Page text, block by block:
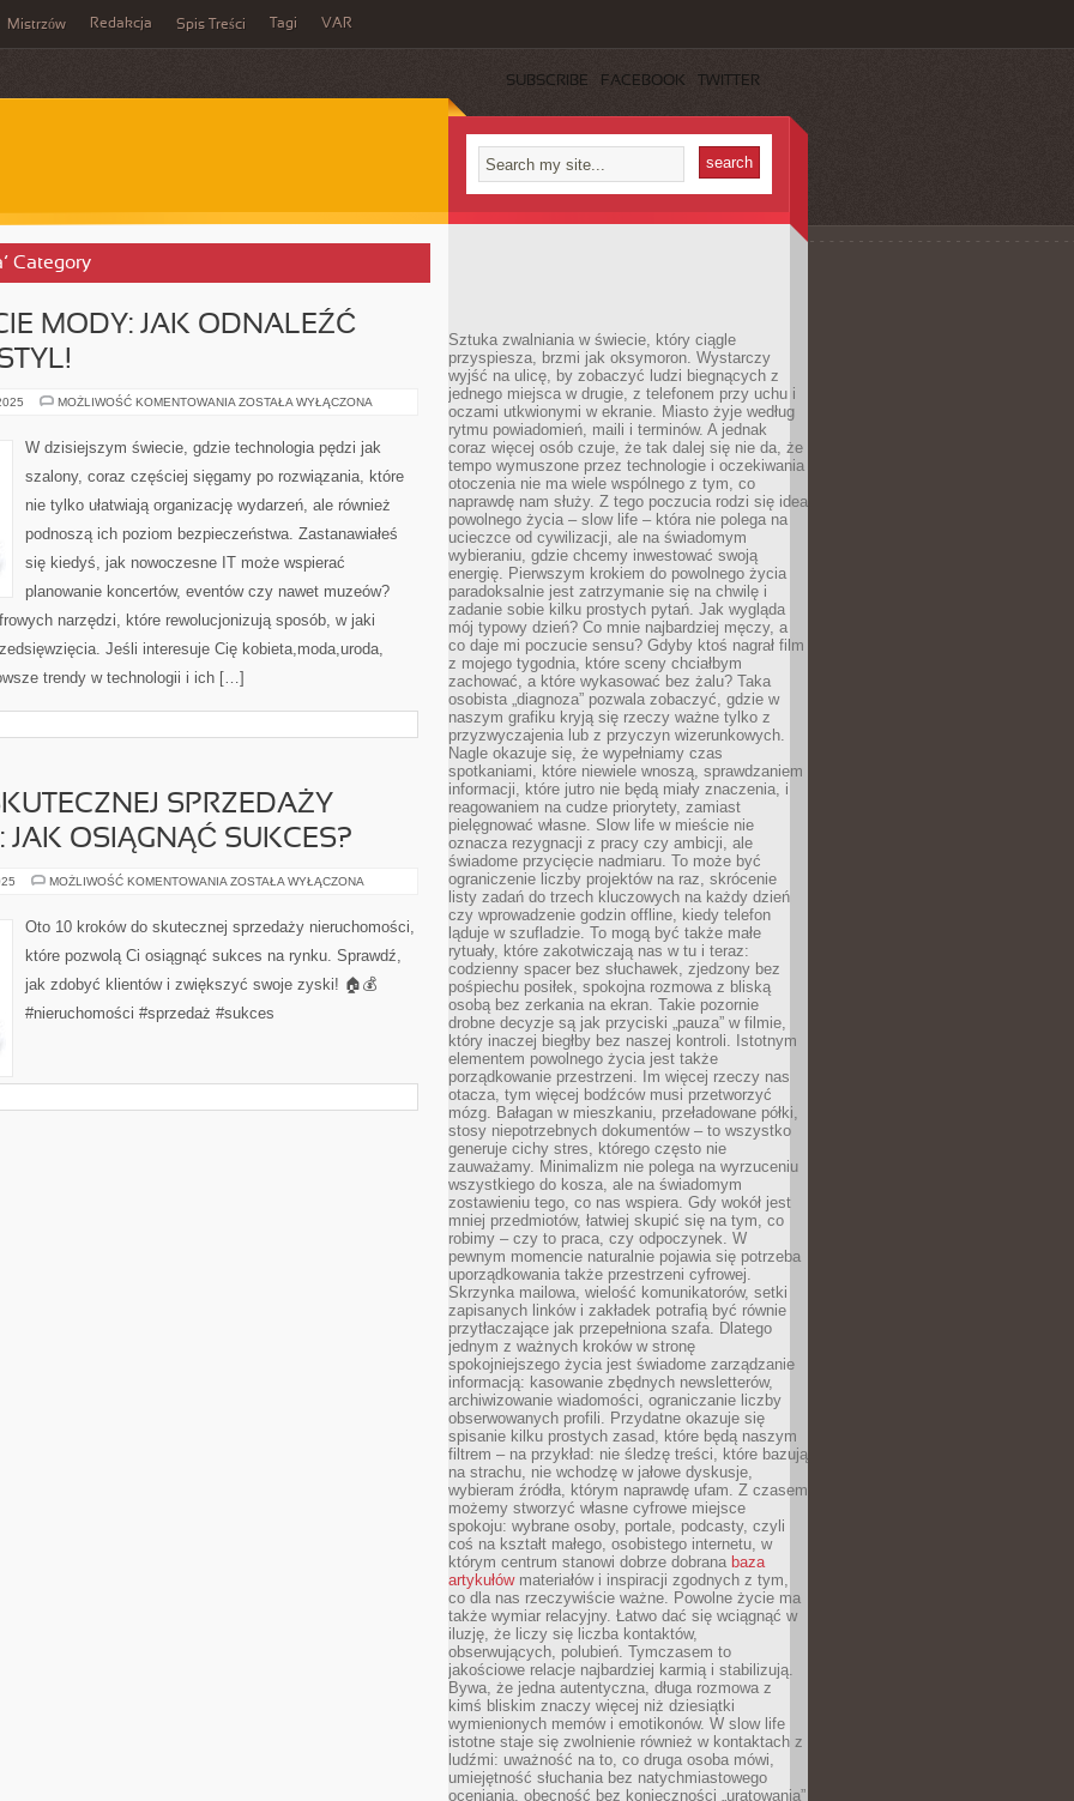
Mistrzów Redakcja Spis Treści Tagi VAR
SUBSCRIBE FACEBOOK TWITTER
Category
MODY: JAK ODNALEŹĆ
MOŻLIWOŚĆ KOMENTOWANIA KOBIETA
MODY:
JAK
SWÓJ
STYL!
ZOSTAŁA WYŁĄCZONA
W dzisiejszym świecie, gdzie technologia pędzi jak
szalony, coraz częściej sięgamy po rozwiązania, które
nie tylko ułatwiają organizację wydarzeń, ale również
podnoszą ich poziom bezpieczeństwa. Zastanawiałeś
się kiedyś, jak nowoczesne IT może wspierać
planowanie koncertów, eventów czy nawet muzeów?
narzędzi, które rewolucjonizują sposób, w jaki
Jeśli interesuje Cię kobieta,moda,uroda,
trendy w technologii i ich […]
SPRZEDAŻY
JAK OSIĄGNĄĆ SUKCES?
MOŻLIWOŚĆ KOMENTOWANIA 10
SKUTECZNEJ
SPRZEDAŻY
JAK
SUKCES?
ZOSTAŁA WYŁĄCZONA
Oto 10 kroków do skutecznej sprzedaży nieruchomości,
które pozwolą Ci osiągnąć sukces na rynku. Sprawdź,
jak zdobyć klientów i zwiększyć swoje zyski! 🏠💰
#nieruchomości #sprzedaż #sukces
Sztuka zwalniania w świecie, który ciągle
przyspiesza, brzmi jak oksymoron. Wystarczy
wyjść na ulicę, by zobaczyć ludzi biegnących z
jednego miejsca w drugie, z telefonem przy uchu i
oczami utkwionymi w ekranie. Miasto żyje według
rytmu powiadomień, maili i terminów. A jednak
coraz więcej osób czuje, że tak dalej się nie da, że
tempo wymuszone przez technologie i oczekiwania
otoczenia nie ma wiele wspólnego z tym, co
naprawdę nam służy. Z tego poczucia rodzi się idea
powolnego życia – slow life – która nie polega na
ucieczce od cywilizacji, ale na świadomym
wybieraniu, gdzie chcemy inwestować swoją
energię. Pierwszym krokiem do powolnego życia
paradoksalnie jest zatrzymanie się na chwilę i
zadanie sobie kilku prostych pytań. Jak wygląda
mój typowy dzień? Co mnie najbardziej męczy, a
co daje mi poczucie sensu? Gdyby ktoś nagrał film
z mojego tygodnia, które sceny chciałbym
zachować, a które wykasować bez żalu? Taka
osobista „diagnoza” pozwala zobaczyć, gdzie w
naszym grafiku kryją się rzeczy ważne tylko z
przyzwyczajenia lub z przyczyn wizerunkowych.
Nagle okazuje się, że wypełniamy czas
spotkaniami, które niewiele wnoszą, sprawdzaniem
informacji, które jutro nie będą miały znaczenia, i
reagowaniem na cudze priorytety, zamiast
pielęgnować własne. Slow life w mieście nie
oznacza rezygnacji z pracy czy ambicji, ale
świadome przycięcie nadmiaru. To może być
ograniczenie liczby projektów na raz, skrócenie
listy zadań do trzech kluczowych na każdy dzień
czy wprowadzenie godzin offline, kiedy telefon
ląduje w szufladzie. To mogą być także małe
rytuały, które zakotwiczają nas w tu i teraz:
codzienny spacer bez słuchawek, zjedzony bez
pośpiechu posiłek, spokojna rozmowa z bliską
osobą bez zerkania na ekran. Takie pozornie
drobne decyzje są jak przyciski „pauza” w filmie,
który inaczej biegłby bez naszej kontroli. Istotnym
elementem powolnego życia jest także
porządkowanie przestrzeni. Im więcej rzeczy nas
otacza, tym więcej bodźców musi przetworzyć
mózg. Bałagan w mieszkaniu, przeładowane półki,
stosy niepotrzebnych dokumentów – to wszystko
generuje cichy stres, którego często nie
zauważamy. Minimalizm nie polega na wyrzuceniu
wszystkiego do kosza, ale na świadomym
zostawieniu tego, co nas wspiera. Gdy wokół jest
mniej przedmiotów, łatwiej skupić się na tym, co
robimy – czy to praca, czy odpoczynek. W
pewnym momencie naturalnie pojawia się potrzeba
uporządkowania także przestrzeni cyfrowej.
Skrzynka mailowa, wielość komunikatorów, setki
zapisanych linków i zakładek potrafią być równie
przytłaczające jak przepełniona szafa. Dlatego
jednym z ważnych kroków w stronę
spokojniejszego życia jest świadome zarządzanie
informacją: kasowanie zbędnych newsletterów,
archiwizowanie wiadomości, ograniczanie liczby
obserwowanych profili. Przydatne okazuje się
spisanie kilku prostych zasad, które będą naszym
filtrem – na przykład: nie śledzę treści, które bazują
na strachu, nie wchodzę w jałowe dyskusje,
wybieram źródła, którym naprawdę ufam. Z czasem
możemy stworzyć własne cyfrowe miejsce
spokoju: wybrane osoby, portale, podcasty, czyli
coś na kształt małego, osobistego internetu, w
którym centrum stanowi dobrze dobrana baza
artykułówmateriałów i inspiracji zgodnych z tym,
co dla nas rzeczywiście ważne. Powolne życie ma
także wymiar relacyjny. Łatwo dać się wciągnąć w
iluzję, że liczy się liczba kontaktów,
obserwujących, polubień. Tymczasem to
jakościowe relacje najbardziej karmią i stabilizują.
Bywa, że jedna autentyczna, długa rozmowa z
kimś bliskim znaczy więcej niż dziesiątki
wymienionych memów i emotikonów. W slow life
istotne staje się zwolnienie również w kontaktach z
ludźmi: uważność na to, co druga osoba mówi,
umiejętność słuchania bez natychmiastowego
oceniania, obecność bez konieczności „uratowania”